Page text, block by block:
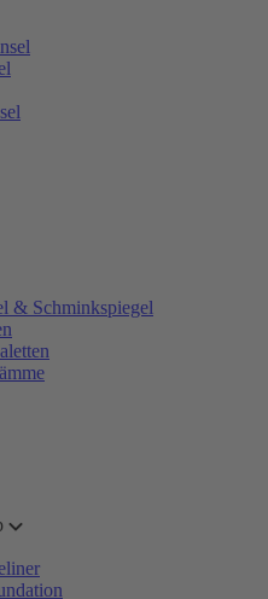
& Schminkspiegel